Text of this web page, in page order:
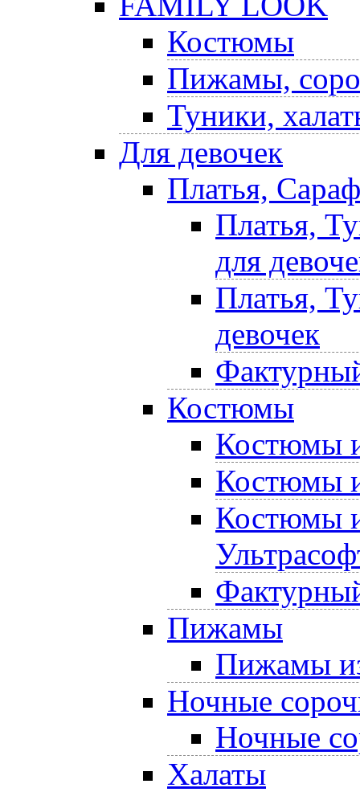
Костюмы
Пижамы,
Туники,
Для девочек
Платья,
Платья,
для
Платья,
девочек
Костюмы
Костюмы
Костюмы
Костюмы
Пижамы
Пижамы
Ночные
Ночные
Халаты